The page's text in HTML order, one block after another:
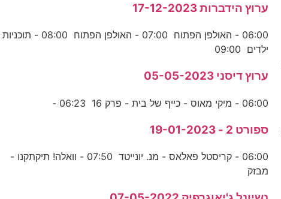
ערוץ הידברות 17-12-2023
06:00 - האולפן הפתוח 07:00 - האולפן הפתוח 08:00 - תוכניות
ילדים 09:00
ערוץ דיסני 05-05-2023
06:00 - מיקי מאוס - כייף של בית - פרק 16 06:23 -
ספורט 2 - 19-01-2023
06:00 - קריסטל פאלאס - מנ. יונייטד 07:50 - וואלה! תיקתקנו -
מבזק